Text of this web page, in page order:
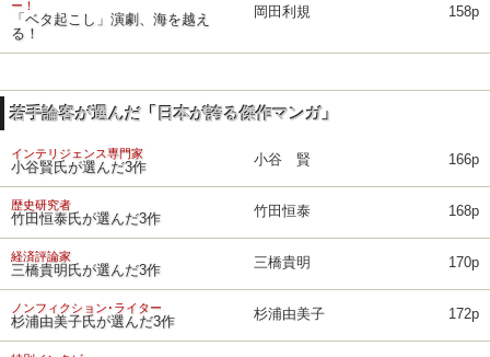
ー！
「ベタ起こし」演劇、海を越え
る！
岡田利規 158p
若手論客が選んだ「日本が誇る傑作マンガ」
インテリジェンス専門家
小谷賢氏が選んだ3作 小谷 賢 166p
歴史研究者
竹田恒泰氏が選んだ3作 竹田恒泰 168p
経済評論家
三橋貴明氏が選んだ3作 三橋貴明 170p
ノンフィクション･ライター
杉浦由美子氏が選んだ3作 杉浦由美子 172p